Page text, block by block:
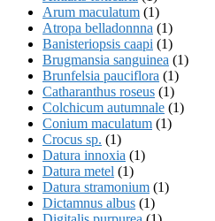
Arum maculatum (1)
Atropa belladonnna (1)
Banisteriopsis caapi (1)
Brugmansia sanguinea (1)
Brunfelsia pauciflora (1)
Catharanthus roseus (1)
Colchicum autumnale (1)
Conium maculatum (1)
Crocus sp. (1)
Datura innoxia (1)
Datura metel (1)
Datura stramonium (1)
Dictamnus albus (1)